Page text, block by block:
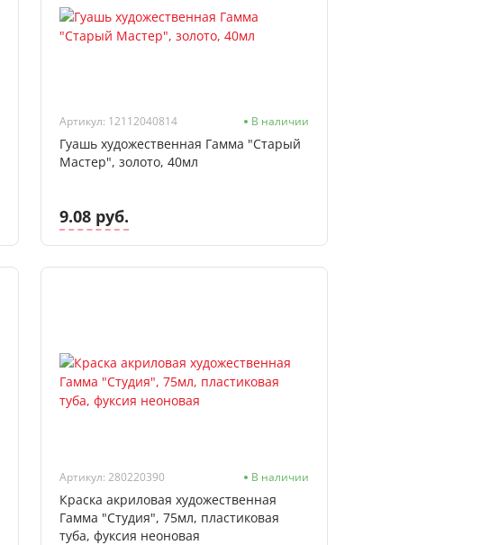
Артикул: 12112040814 В наличии
Гуашь художественная Гамма "Старый
Мастер", золото, 40мл
9.08 руб.
Артикул: 280220390 В наличии
Краска акриловая художественная
Гамма "Студия", 75мл, пластиковая
туба, фуксия неоновая